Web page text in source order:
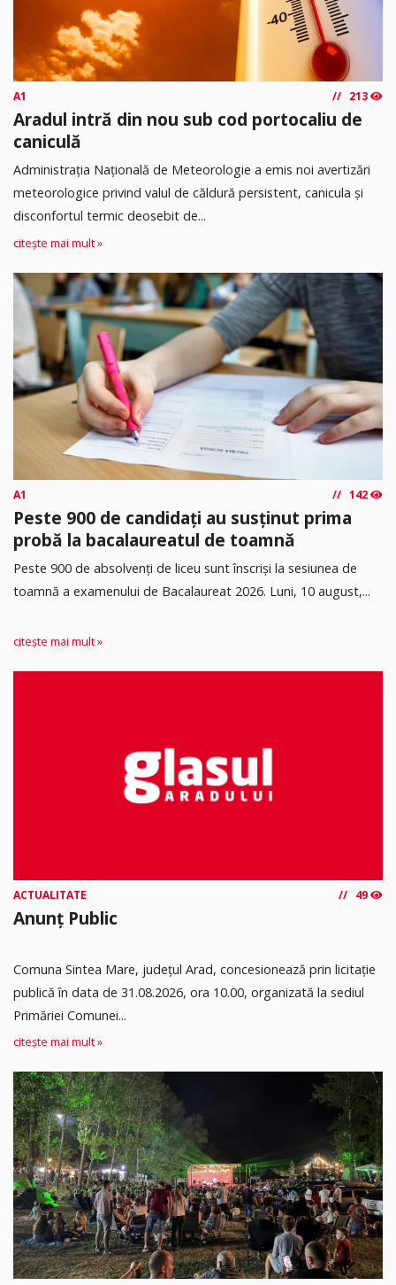
A1 213
Aradul intră din nou sub cod portocaliu de
caniculă
Administrația Națională de Meteorologie a emis noi avertizări
meteorologice privind valul de căldură persistent, canicula și
disconfortul termic deosebit de...
citește mai mult »
A1 142
Peste 900 de candidați au susținut prima
probă la bacalaureatul de toamnă
Peste 900 de absolvenți de liceu sunt înscriși la sesiunea de
toamnă a examenului de Bacalaureat 2026. Luni, 10 august,...
citește mai mult »
ACTUALITATE 49
Anunț Public
Comuna Sintea Mare, judeţul Arad, concesionează prin licitaţie
publică în data de 31.08.2026, ora 10.00, organizată la sediul
Primăriei Comunei...
citește mai mult »